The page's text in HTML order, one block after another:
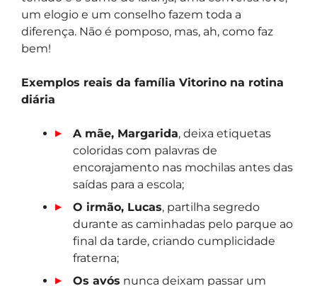
um elogio e um conselho fazem toda a
diferença. Não é pomposo, mas, ah, como faz
bem!
Exemplos reais da família Vitorino na rotina
diária
A mãe, Margarida, deixa etiquetas
coloridas com palavras de
encorajamento nas mochilas antes das
saídas para a escola;
O irmão, Lucas, partilha segredo
durante as caminhadas pelo parque ao
final da tarde, criando cumplicidade
fraterna;
Os avós nunca deixam passar um